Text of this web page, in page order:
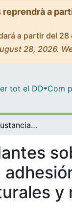
a
a partir del
28, 2026.
tot el DD Com
Función de las sustancias antioxidantes sobre esmalte blanqueado con peróxido de hidrógeno ante la adhesión inmediata de composites y sus cambios estructurales y morfológicos superficiales